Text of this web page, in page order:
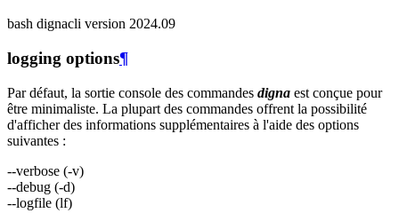
bash dignacli version 2024.09
logging options¶
Par défaut, la sortie console des commandes digna est conçue pour
être minimaliste. La plupart des commandes offrent la possibilité
d'afficher des informations supplémentaires à l'aide des options
suivantes :
--verbose (-v)
--debug (-d)
--logfile (lf)